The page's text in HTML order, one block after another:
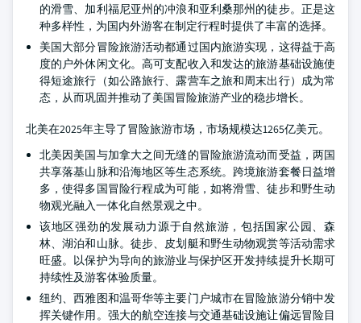
的滑雪、加利福尼亚州的冲浪和亚利桑那州的徒步。正是这
种多样性，为国内外游客在制定行程时提供了丰富的选择。
美国大部分冒险旅游活动都通过国内旅游实现，这得益于高
度的户外休闲文化。高可支配收入和发达的旅游基础设施使
得短途旅行（如公路旅行、露营车之旅和周末出行）成为常
态，从而巩固并推动了美国冒险旅游产业的稳步增长。
北美在2025年主导了冒险旅游市场，市场规模达1265亿美元。
北美因美国与加拿大之间无缝的冒险旅游流动而受益，两国
共享落基山脉和沿海地区等生态系统。跨境旅游套餐日益增
多，使得多国冒险行程成为可能，如将滑雪、徒步和野生动
物观光融入一体化自然景观之中。
该地区强劲的发展动力源于自然旅游，包括国家公园、森
林、湖泊和山脉。徒步、皮划艇和野生动物观赏等活动需求
旺盛。以保护为导向的旅游业与保护区开发持续提升长期可
持续性及游客体验质量。
纽约、西雅图和温哥华等主要门户城市在冒险旅游分销中发
挥关键作用。强大的航空连接与交通基础设施让偏远冒险目